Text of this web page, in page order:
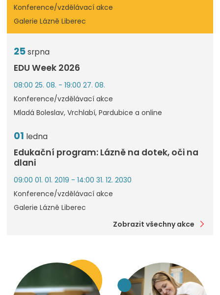
Konference/vzdělávací akce
Galerie Lázně Liberec
25srpna
EDU Week 2026
08:00 25. 08. - 19:00 27. 08.
Konference/vzdělávací akce
Mladá Boleslav, Vrchlabí, Pardubice a online
01 ledna
Edukační program: Lázně na dotek, oči na
dlani
09:00 01. 01. 2019 - 14:00 31. 12. 2030
Konference/vzdělávací akce
Galerie Lázně Liberec
Zobrazit všechny akce